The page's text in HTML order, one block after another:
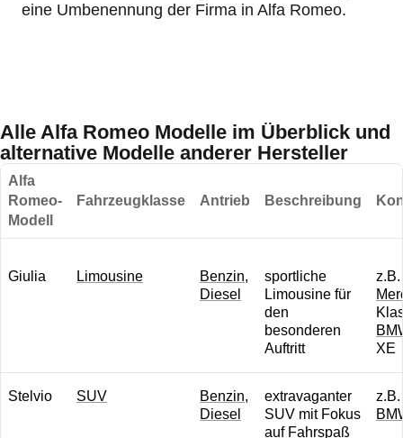
eine Umbenennung der Firma in Alfa Romeo.
Alle Alfa Romeo Modelle im Überblick und
alternative Modelle anderer Hersteller
Alfa
Romeo-
Modell
Fahrzeugklasse Antrieb Beschreibung
Giulia Limousine Benzin,
Diesel
sportliche
Limousine für
den
besonderen
Auftritt
z.B.
XE
Stelvio SUV Benzin,
Diesel
extravaganter
SUV mit Fokus
auf Fahrspaß
z.B.